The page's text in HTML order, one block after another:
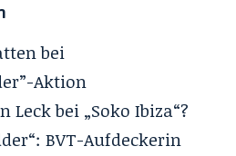
bei
Aktion
Leck bei „Soko Ibiza“?
BVT-Aufdeckerin